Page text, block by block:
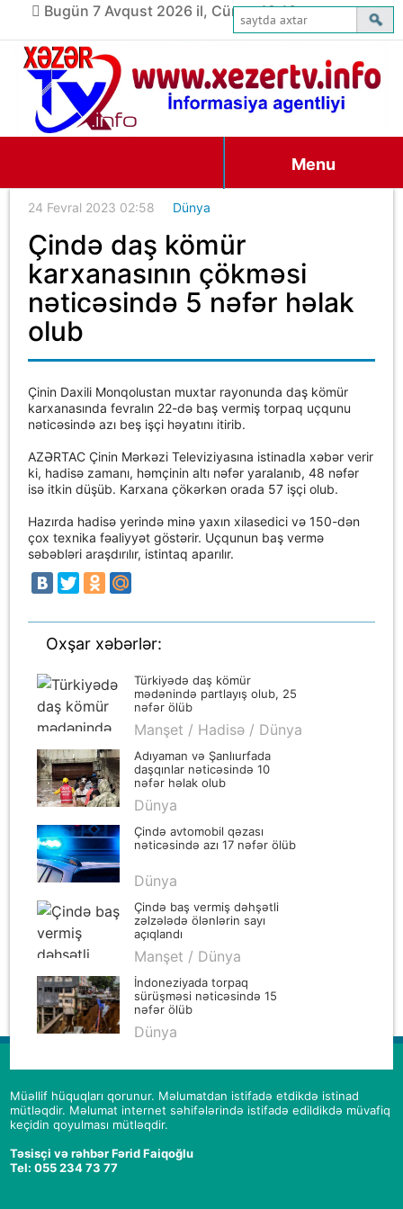
Bugün 7 Avqust 2026 il, Cümə, 19:13
Menu
24 Fevral 2023 02:58 Dünya
Çində daş kömür
karxanasının çökməsi
nəticəsində 5 nəfər həlak
olub
Çinin Daxili Monqolustan muxtar rayonunda daş kömür
karxanasında fevralın 22-də baş vermiş torpaq uçqunu
nəticəsində azı beş işçi həyatını itirib.
AZƏRTAC Çinin Mərkəzi Televiziyasına istinadla xəbər verir
ki, hadisə zamanı, həmçinin altı nəfər yaralanıb, 48 nəfər
isə itkin düşüb. Karxana çökərkən orada 57 işçi olub.
Hazırda hadisə yerində minə yaxın xilasedici və 150-dən
çox texnika fəaliyyət göstərir. Uçqunun baş vermə
səbəbləri araşdırılır, istintaq aparılır.
Oxşar xəbərlər:
Türkiyədə daş kömür
mədənində partlayış olub, 25
nəfər ölüb
Manşet / Hadisə / Dünya
Adıyaman və Şanlıurfada
daşqınlar nəticəsində 10
nəfər həlak olub
Dünya
Çində avtomobil qəzası
nəticəsində azı 17 nəfər ölüb
Dünya
Çində baş vermiş dəhşətli
zəlzələdə ölənlərin sayı
açıqlandı
Manşet / Dünya
İndoneziyada torpaq
sürüşməsi nəticəsində 15
nəfər ölüb
Dünya
Müəllif hüquqları qorunur. Məlumatdan istifadə etdikdə istinad
mütləqdir. Məlumat internet səhifələrində istifadə edildikdə müvafiq
keçidin qoyulması mütləqdir.
Təsisçi və rəhbər Fərid Faiqoğlu
Tel: 055 234 73 77